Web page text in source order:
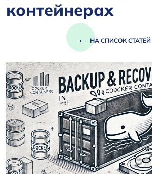
контейнерах
← НА СПИСОК СТАТЕЙ